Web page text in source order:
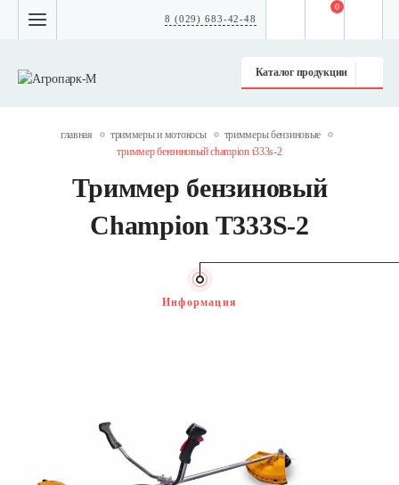
8 (029) 683-42-48
Каталог продукции
0
главная триммеры и мотокосы
триммеры бензиновые
триммер бензиновый champion t333s-2
Триммер бензиновый
Champion T333S-2
Информация